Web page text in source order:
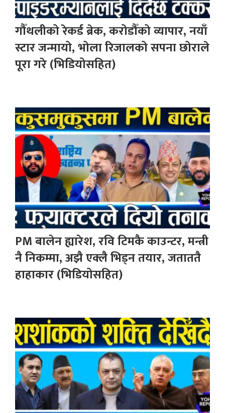
गौँथलीको रेकर्ड ब्रेक, करोडौँको व्यापार, नयाँ
स्टार जन्मायो, भोला रिजालको सपना छोराले
पूरा गरे (भिडियोसहित)
PM बालेन ह्यारेश, रवि टिमकै काउन्टर, मन्त्री
नै निकम्मा, अझै एक्लै भिड्न तयार, जताततै
हाहाकार (भिडियोसहित)